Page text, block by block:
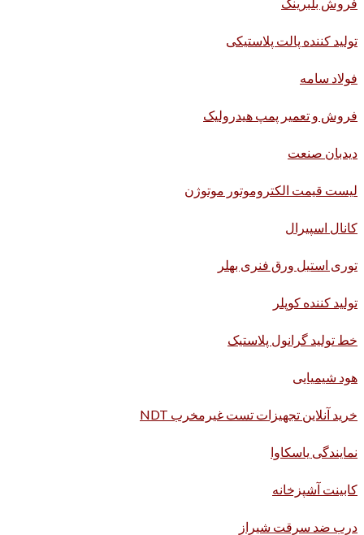
تولید کننده پالت پلاستیکی
فولاد سامه
فروش و تعمیر پمپ هیدرولیک
دیدبان صنعت
لیست قیمت الکتروموتور موتوژن
کانال اسپیرال
توری استیل ورق فنری بهلر
تولید کننده کوپلر
خط تولید گرانول پلاستیک
هود شیمیایی
خرید آنلاین تجهیزات تست غیرمخرب NDT
نمایندگی یاسکاوا
کابینت آشپزخانه
درب ضد سرقت شیراز